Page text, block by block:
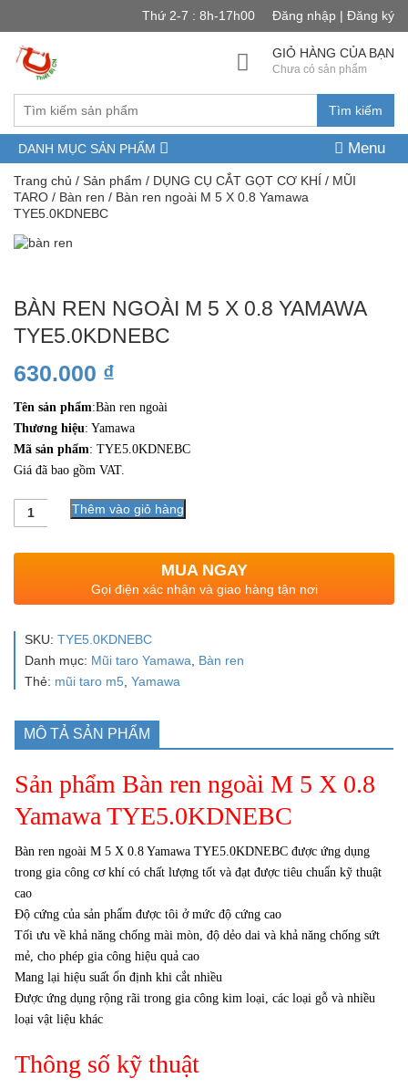
Thứ 2-7 : 8h-17h00 Đăng nhập | Đăng ký
Tìm kiếm
GIỎ HÀNG CỦA BẠN
Chưa có sản phẩm
DANH MỤC SẢN PHẨM Menu
Trang chủ / Sản phẩm / DỤNG CỤ CẮT GỌT CƠ KHÍ / MŨI
TARO / Bàn ren / Bàn ren ngoài M 5 X 0.8 Yamawa
TYE5.0KDNEBC
BÀN REN NGOÀI M 5 X 0.8 YAMAWA
TYE5.0KDNEBC
630.000 ₫
Tên sản phẩm:Bàn ren ngoài
Thương hiệu: Yamawa
Mã sản phẩm: TYE5.0KDNEBC
Giá đã bao gồm VAT.
Số
Thêm vào giỏ hàng
MUA NGAY
Gọi điện xác nhận và giao hàng tận nơi
SKU: TYE5.0KDNEBC
Danh mục: Mũi taro Yamawa
Bàn ren
Thẻ: mũi taro m5 Yamawa
MÔ TẢ SẢN PHẨM
Sản phẩm Bàn ren ngoài M 5 X 0.8
Yamawa TYE5.0KDNEBC
Bàn ren ngoài M 5 X 0.8 Yamawa TYE5.0KDNEBC được ứng dụng
trong gia công cơ khí có chất lượng tốt và đạt được tiêu chuẩn kỹ thuật
cao
Độ cứng của sản phẩm được tôi ở mức độ cứng cao
Tối ưu về khả năng chống mài mòn, độ dẻo dai và khả năng chống sứt
mẻ, cho phép gia công hiệu quả cao
Mang lại hiệu suất ổn định khi cắt nhiều
Được ứng dụng rộng rãi trong gia công kim loại, các loại gỗ và nhiều
loại vật liệu khác
Thông số kỹ thuật